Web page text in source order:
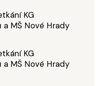
KG
MŠ Nové Hrady
KG
MŠ Nové Hrady